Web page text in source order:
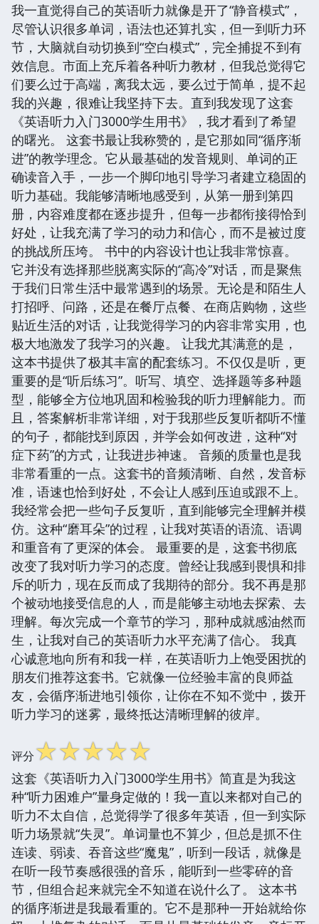
我一直觉得自己的英语听力就像是开了“静音模式”，
尽管认识很多单词，语法也还算扎实，但一到听力环
节，大脑就自动切换到“空白模式”，完全捕捉不到有
效信息。市面上充斥着各种听力教材，但我总觉得它
们要么过于高端，离我太远，要么过于简单，提不起
我的兴趣，很难让我坚持下去。直到我发现了这套
《英语听力入门3000学生用书》，我才看到了希望
的曙光。 这套书最让我称赞的，是它那如同“循序渐
进”的教学理念。它从最基础的发音规则、单词的正
确读音入手，一步一个脚印地引导学习者建立稳固的
听力基础。我能够清晰地感受到，从第一册到第四
册，内容难度都在逐步提升，但每一步都衔接得恰到
好处，让我充满了学习的动力和信心，而不是被过度
的挑战所压垮。 书中的内容设计也让我非常惊喜。
它并没有选择那些脱离实际的“高冷”对话，而是聚焦
于我们日常生活中最常遇到的场景。无论是和陌生人
打招呼、问路，还是在餐厅点餐、在商店购物，这些
贴近生活的对话，让我觉得学习的内容非常实用，也
极大地激发了我学习的兴趣。 让我尤其满意的是，
这本书提供了极其丰富的配套练习。不仅仅是听，更
重要的是“听后练习”。听写、填空、选择题等多种题
型，能够全方位地巩固和检验我的听力理解能力。而
且，答案解析非常详细，对于我那些反复听都听不懂
的句子，都能找到原因，并学会如何改进，这种“对
症下药”的方式，让我进步神速。 音频的质量也是我
非常看重的一点。这套书的音频清晰、自然，发音标
准，语速也恰到好处，不会让人感到压迫或跟不上。
我经常会把一些句子反复听，直到能够完全理解并模
仿。这种“磨耳朵”的过程，让我对英语的语流、语调
和重音有了更深的体会。 最重要的是，这套书彻底
改变了我对听力学习的态度。曾经让我感到畏惧和排
斥的听力，现在反而成了我期待的部分。我不再是那
个被动地接受信息的人，而是能够主动地去探索、去
理解。每次完成一个章节的学习，那种成就感油然而
生，让我对自己的英语听力水平充满了信心。 我真
心诚意地向所有和我一样，在英语听力上饱受困扰的
朋友们推荐这套书。它就像一位经验丰富的良师益
友，会循序渐进地引领你，让你在不知不觉中，拨开
听力学习的迷雾，最终抵达清晰理解的彼岸。
评分☆☆☆☆☆
这套《英语听力入门3000学生用书》简直是为我这
种“听力困难户”量身定做的！我一直以来都对自己的
听力不太自信，总觉得学了很多年英语，但一到实际
听力场景就“失灵”。单词量也不算少，但总是抓不住
连读、弱读、吞音这些“魔鬼”，听到一段话，就像是
在听一段节奏感很强的音乐，能听到一些零碎的音
节，但组合起来就完全不知道在说什么了。 这本书
的循序渐进是我最看重的。它不是那种一开始就给你